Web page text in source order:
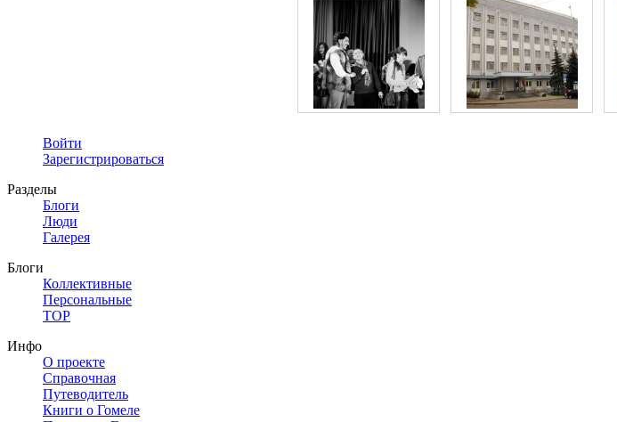
Войти
Зарегистрироваться
Разделы
Блоги
Люди
Галерея
Блоги
Коллективные
Персональные
TOP
Инфо
О проекте
Справочная
Путеводитель
Книги о Гомеле